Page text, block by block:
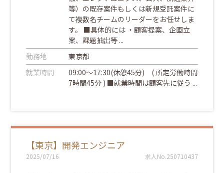
等）の既存案件もしくは新規受託案件に
て複数名チームのリーダーをお任せしま
す。 ■具体的には ・顧客提案、企画立
案、課題抽出等 ...
勤務地
東京都
就業時間
09:00～17:30(休憩45分) ( 所定労働時間
7時間45分 ) ■就業時間は顧客先に従う ...
【東京】開発エンジニア
2025/07/16 求人No.250710437